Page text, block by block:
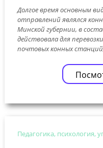
Долгое время основным
отправлений являлся
Минской губернии, в
действовала для
почтовых конных
Педагогика, психология,